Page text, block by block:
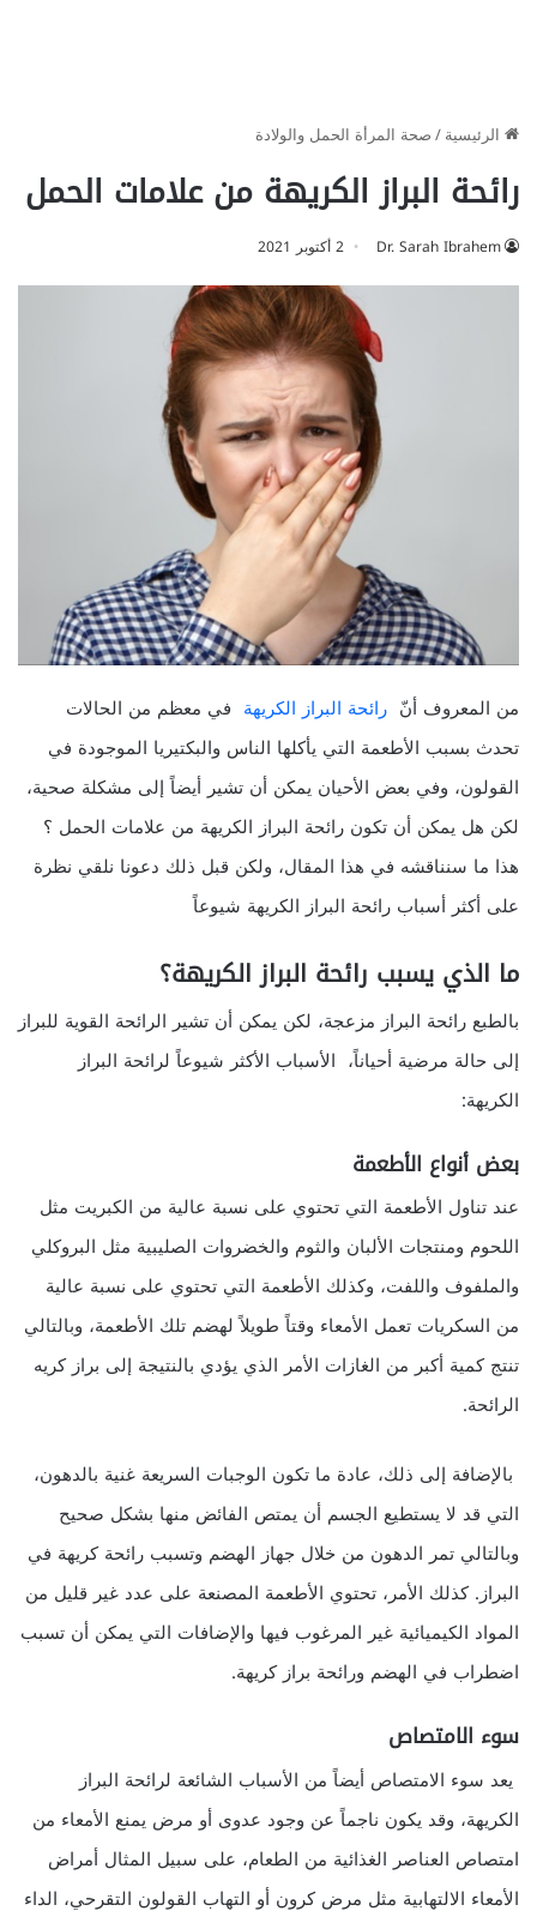
الرئيسية/صحة المرأة الحمل والولادة
رائحة البراز الكريهة من علامات الحمل
Dr. Sarah Ibrahem 2 أكتوبر 2021
من المعروف أنّ رائحة البراز الكريهة في معظم من الحالات
تحدث بسبب الأطعمة التي يأكلها الناس والبكتيريا الموجودة في
القولون، وفي بعض الأحيان يمكن أن تشير أيضاً إلى مشكلة صحية،
لكن هل يمكن أن تكون رائحة البراز الكريهة من علامات الحمل ؟
هذا ما سنناقشه في هذا المقال، ولكن قبل ذلك دعونا نلقي نظرة
على أكثر أسباب رائحة البراز الكريهة شيوعاًзайм быстрый на карту
ما الذي يسبب رائحة البراز الكريهة؟
بالطبع رائحة البراز مزعجة، لكن يمكن أن تشير الرائحة القوية للبراز
إلى حالة مرضية أحياناً، الأسباب الأكثر شيوعاً لرائحة البراز
الكريهة:
بعض أنواع الأطعمة
عند تناول الأطعمة التي تحتوي على نسبة عالية من الكبريت مثل
اللحوم ومنتجات الألبان والثوم والخضروات الصليبية مثل البروكلي
والملفوف واللفت، وكذلك الأطعمة التي تحتوي على نسبة عالية
من السكريات تعمل الأمعاء وقتاً طويلاً لهضم تلك الأطعمة، وبالتالي
تنتج كمية أكبر من الغازات الأمر الذي يؤدي بالنتيجة إلى براز كريه
الرائحة.
بالإضافة إلى ذلك، عادة ما تكون الوجبات السريعة غنية بالدهون،
التي قد لا يستطيع الجسم أن يمتص الفائض منها بشكل صحيح
وبالتالي تمر الدهون من خلال جهاز الهضم وتسبب رائحة كريهة في
البراز. كذلك الأمر، تحتوي الأطعمة المصنعة على عدد غير قليل من
المواد الكيميائية غير المرغوب فيها والإضافات التي يمكن أن تسبب
اضطراب في الهضم ورائحة براز كريهة.
سوء الامتصاص
يعد سوء الامتصاص أيضاً من الأسباب الشائعة لرائحة البراز
الكريهة، وقد يكون ناجماً عن وجود عدوى أو مرض يمنع الأمعاء من
امتصاص العناصر الغذائية من الطعام، على سبيل المثال أمراض
الأمعاء الالتهابية مثل مرض كرون أو التهاب القولون التقرحي، الداء